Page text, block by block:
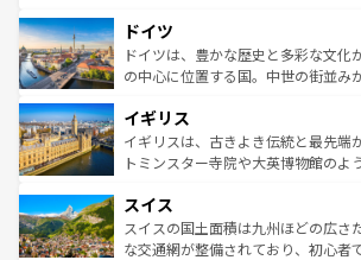
せる。地方によって風土や気候が異
性で訪れる人を魅
ンテンツ一覧を参照してほしい。
で、幅広い魅力が詰まっている。華
聖堂、美しいビーチ、そして豊かな
から魅了する。また、フランスは美
いる。シャンパンの発祥地であるラ
香り高いラベンダー畑など、多彩な
らに、パリ以外の地域にも魅力が溢
れる地方に足を運ぶとそれぞれで全
きるだろう。 なお、新着のフラ
を参照してほしい。
ドイツ
ドイツは、豊かな歴史と多彩な文化
の中心に位置する国。中世の街並み
顔を持つこの国は、どこを歩いても
ルリンの文化的活気、バイエルン州
してライン川沿いのワイン畑といっ
は、お酒好きな人にはぜひ体験してほしい。 な
ドイツ情報はコンテンツ一覧を参照
イギリス
イギリスは、古きよき伝統と最先端
トミンスター寺院や大英博物館のよ
リアごとに異なる魅力がある。また
ティー、ビール好きにはたまらない
戦など、本場だからこそできる体験
スイス
スイスの国土面積は九州ほどの広さ
な交通網が整備されており、初心者